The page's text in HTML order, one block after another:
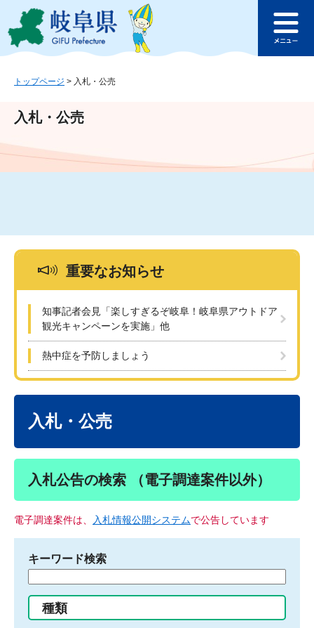
ジ
ュ
文
このページの本文へ
ュ
トップページ > 入札・公売
入札・公売
重要なお知らせ
知事記者会見「楽しすぎるぞ岐阜！岐阜県アウトドア
観光キャンペーンを実施」他
熱中症を予防しましょう
入札・公売
入札公告の検索 （電子調達案件以外）
電子調達案件は、 入札情報公開システムで公告しています
キーワード検索
る
種類